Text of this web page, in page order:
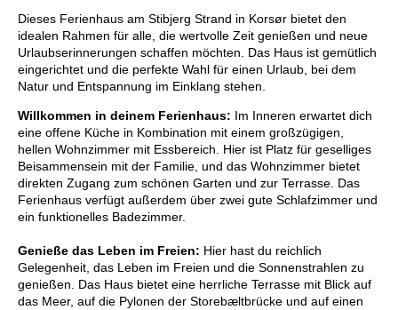
Dieses Ferienhaus am Stibjerg Strand in Korsør bietet den
idealen Rahmen für alle, die wertvolle Zeit genießen und neue
Urlaubserinnerungen schaffen möchten. Das Haus ist gemütlich
eingerichtet und die perfekte Wahl für einen Urlaub, bei dem
Natur und Entspannung im Einklang stehen.
Willkommen in deinem Ferienhaus: Im Inneren erwartet dich
eine offene Küche in Kombination mit einem großzügigen,
hellen Wohnzimmer mit Essbereich. Hier ist Platz für geselliges
Beisammensein mit der Familie, und das Wohnzimmer bietet
direkten Zugang zum schönen Garten und zur Terrasse. Das
Ferienhaus verfügt außerdem über zwei gute Schlafzimmer und
ein funktionelles Badezimmer.
Genieße das Leben im Freien: Hier hast du reichlich
Gelegenheit, das Leben im Freien und die Sonnenstrahlen zu
genießen. Das Haus bietet eine herrliche Terrasse mit Blick auf
das Meer, auf die Pylonen der Storebæltbrücke und auf einen